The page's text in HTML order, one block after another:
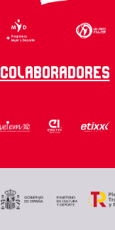
Colaboradores